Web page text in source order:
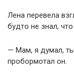
Лена перевела
будто не знал, что
— Мам, я думал,
пробормотал он.